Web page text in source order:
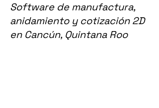
Software de manufactura,
anidamiento y cotización 2D
en Cancún, Quintana Roo